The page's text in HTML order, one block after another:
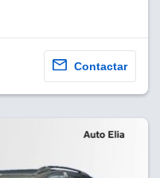
Contactar